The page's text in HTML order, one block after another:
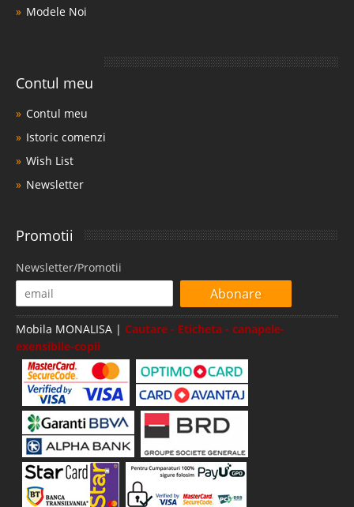
Modele Noi
Contul meu
Contul meu
Istoric comenzi
Wish List
Newsletter
Promotii
Newsletter/Promotii
Abonare
Mobila MONALISA | Cautare - Eticheta - canapele-
exensibile-copii